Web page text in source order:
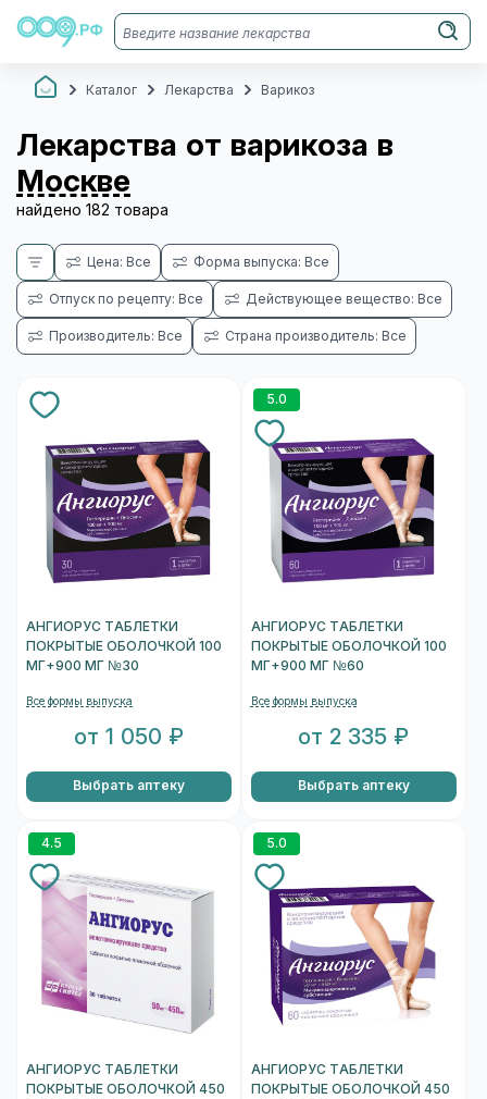
Каталог Лекарства Варикоз
Лекарства от варикоза в
Москве
найдено 182 товара
Цена: Все Форма выпуска: Все
Отпуск по рецепту: Все Действующее вещество: Все
Производитель: Все Страна производитель: Все
АНГИОРУС ТАБЛЕТКИ
ПОКРЫТЫЕ ОБОЛОЧКОЙ 100
МГ+900 МГ №30
Все формы выпуска
от 1 050 ₽
Выбрать аптеку
5.0
АНГИОРУС ТАБЛЕТКИ
ПОКРЫТЫЕ ОБОЛОЧКОЙ 100
МГ+900 МГ №60
Все формы выпуска
от 2 335 ₽
Выбрать аптеку
4.5
АНГИОРУС ТАБЛЕТКИ
ПОКРЫТЫЕ ОБОЛОЧКОЙ 450
5.0
АНГИОРУС ТАБЛЕТКИ
ПОКРЫТЫЕ ОБОЛОЧКОЙ 450